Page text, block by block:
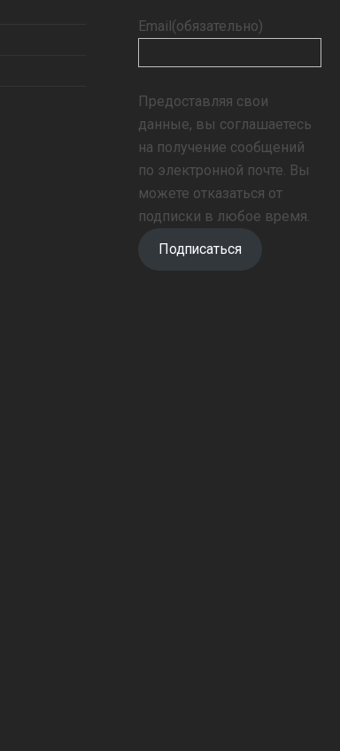
Email(обязательно)
Предоставляя свои
данные, вы соглашаетесь
на получение сообщений
по электронной почте. Вы
можете отказаться от
подписки в любое время.
Подписаться